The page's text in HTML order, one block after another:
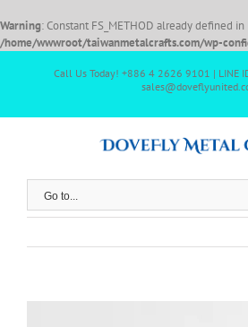
Warning: Constant FS_METHOD already defined in
/home/wwwroot/taiwanmetalcrafts.com/wp-
Call Us Today! +886 4 2626 9101 | LINE
Go to...